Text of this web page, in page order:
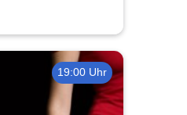
19:00 Uhr